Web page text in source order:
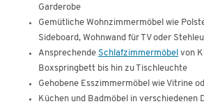
Garderobe
Gemütliche Wohnzimmermöbel wie
Sideboard, Wohnwand für TV oder
Ansprechende Schlafzimmermöbel von
Boxspringbett bis hin zu Tischleuchte
Gehobene Esszimmermöbel wie Vitrine
Küchen und Badmöbel in verschiedenen